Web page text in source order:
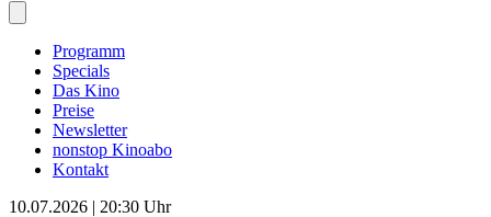
Programm
Specials
Das Kino
Preise
Newsletter
nonstop Kinoabo
Kontakt
10.07.2026 | 20:30 Uhr